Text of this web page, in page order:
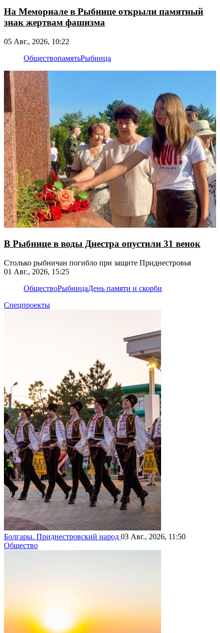
На Мемориале в Рыбнице открыли памятный
знак жертвам фашизма
05 Авг., 2026, 10:22
ОбществопамятьРыбница
В Рыбнице в воды Днестра опустили 31 венок
Столько рыбничан погибло при защите Приднестровья
01 Авг., 2026, 15:25
ОбществоРыбницаДень памяти и скорби
Спецпроекты
Болгары. Приднестровский народ 03 Авг., 2026, 11:50
Общество